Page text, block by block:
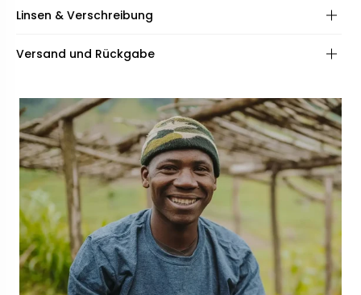
Spezifikationen:
Frame shape:
Rahmenbreite: 140mm Breite der Brücke:15mm
Linsen & Verschreibung
Linsen:
Qualität:
Versand und Rückgabe